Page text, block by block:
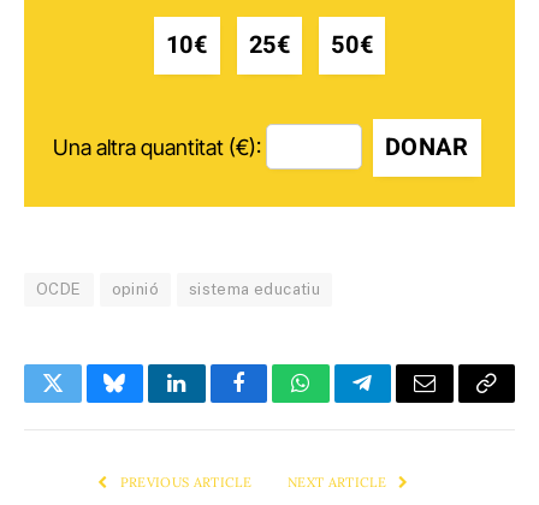
10€ 25€ 50€
Una altra quantitat (€): DONAR
OCDE opinió sistema educatiu
TwitterBlueskyLinkedInFacebookWhatsAppTelegramEmail Copy
PREVIOUS ARTICLE NEXT ARTICLE